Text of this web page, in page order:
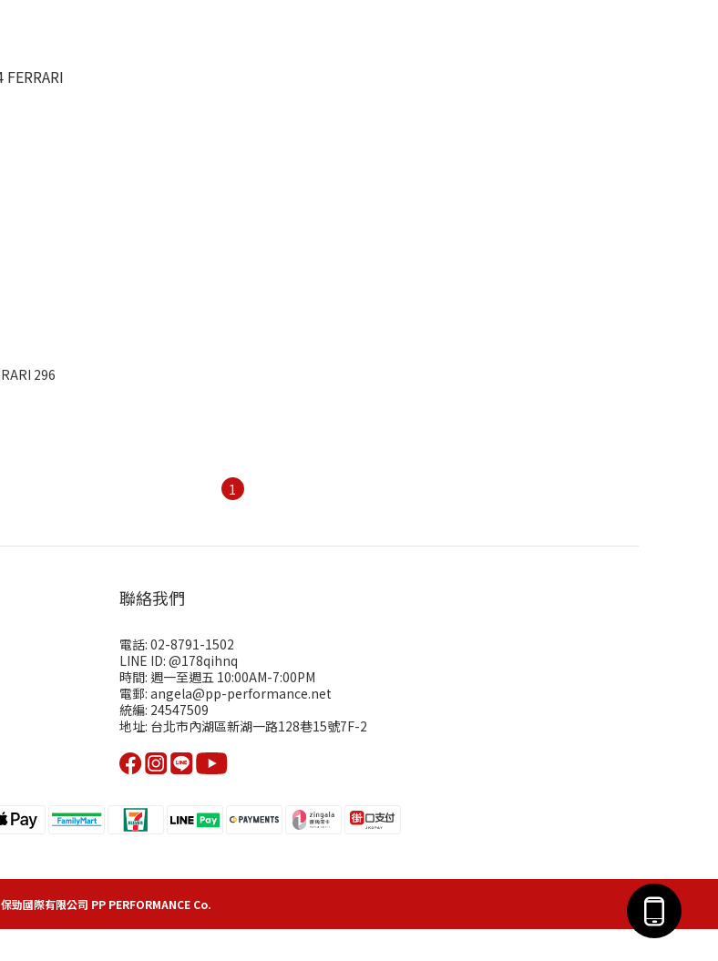
296
1
聯絡我們
電話: 02-8791-1502
LINE ID: @178qihnq
時間: 週一至週五 10:00AM-7:00PM
電郵: angela@pp-performance.net
統編: 24547509
地址: 台北市內湖區新湖一路128巷15號7F-2
保勁國際有限公司 PP PERFORMANCE Co.